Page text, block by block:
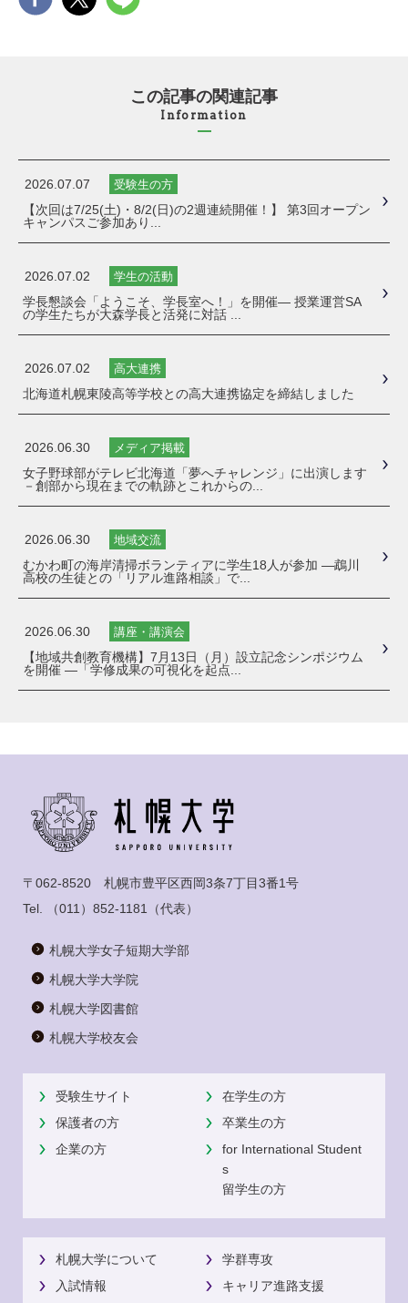
この記事の関連記事
Information
2026.07.07 受験生の方
【次回は7/25(土)・8/2(日)の2週連続開催！】 第3回オープン
キャンパスご参加あり...
2026.07.02 学生の活動
学長懇談会「ようこそ、学長室へ！」を開催― 授業運営SA
の学生たちが大森学長と活発に対話 ...
2026.07.02 高大連携
北海道札幌東陵高等学校との高大連携協定を締結しました
2026.06.30 メディア掲載
女子野球部がテレビ北海道「夢へチャレンジ」に出演します
－創部から現在までの軌跡とこれからの...
2026.06.30 地域交流
むかわ町の海岸清掃ボランティアに学生18人が参加 ―鵡川
高校の生徒との「リアル進路相談」で...
2026.06.30 講座・講演会
【地域共創教育機構】7月13日（月）設立記念シンポジウム
を開催 ―「学修成果の可視化を起点...
〒062-8520 札幌市豊平区西岡3条7丁目3番1号
Tel.
（011）852-1181 （代表）
札幌大学女子短期大学部
札幌大学大学院
札幌大学図書館
札幌大学校友会
受験生サイト
在学生の方
保護者の方
卒業生の方
企業の方
for International Student
s
留学生の方
札幌大学について
学群専攻
入試情報
キャリア進路支援